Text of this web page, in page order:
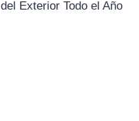
del Exterior Todo el Año